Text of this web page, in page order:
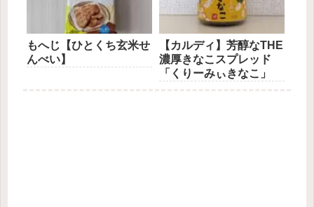
もへじ【ひとくち玄米せ
んべい】
【カルディ】芳醇なTHE
濃厚きなこスプレッド
「くりーみぃきなこ」